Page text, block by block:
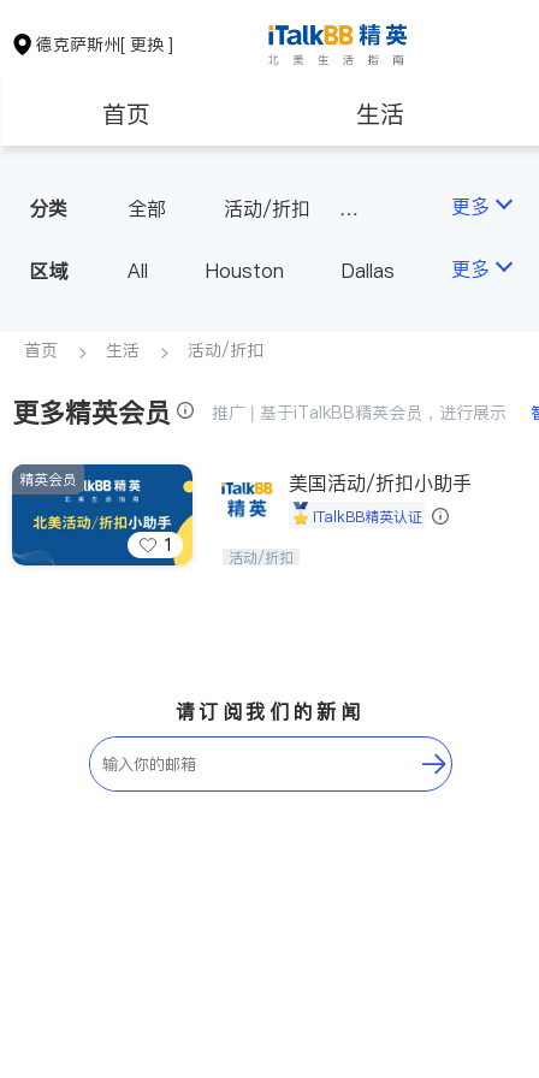
德克萨斯州[ 更换 ]
首页 生活
保险理财 房地产租售
银行贷款
建筑装修 教育
养老 非盈利组织
分类 全部
活动/折扣
更多
区域 All Houston
Dallas
TX - Other Cities
更多
首页 生活 活动/折扣
更多精英会员 推广 | 基于iTalkBB精英会员，进行展示
1
精英会员 美国活动/折扣小助手
iTalkBB精英认证
iTalkBB精英 官方账号。您的美国生活
活动/折扣
请订阅我们的新闻